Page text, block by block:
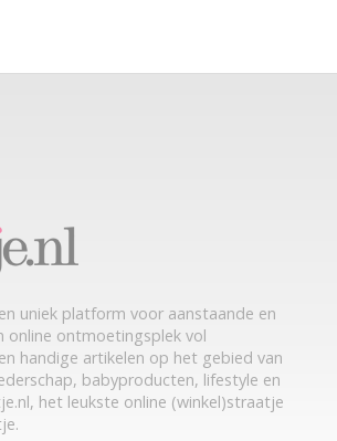
uniek platform voor aanstaande en
online ontmoetingsplek vol
handige artikelen op het gebied van
babyproducten, lifestyle en
het leukste online (winkel)straatje